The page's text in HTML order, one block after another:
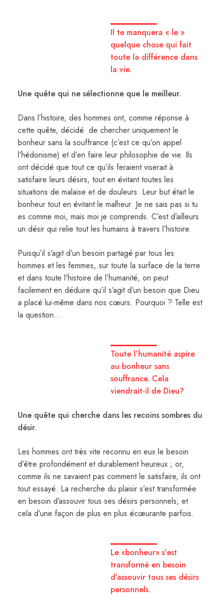
Il te manquera « le »
quelque chose qui fait
toute la différence dans
la vie.
Une quête qui ne sélectionne que le meilleur.
Dans l’histoire, des hommes ont, comme réponse à
cette quête, décidé de chercher uniquement le
bonheur sans la souffrance (c’est ce qu’on appel
l’hédonisme) et d’en faire leur philosophie de vie. Ils
ont décidé que tout ce qu’ils feraient viserait à
satisfaire leurs désirs, tout en évitant toutes les
situations de malaise et de douleurs. Leur but était le
bonheur tout en évitant le malheur. Je ne sais pas si tu
es comme moi, mais moi je comprends. C’est d’ailleurs
un désir qui relie tout les humains à travers l’histoire.
Puisqu’il s’agit d’un besoin partagé par tous les
hommes et les femmes, sur toute la surface de la terre
et dans toute l’histoire de l’humanité, on peut
facilement en déduire qu’il s’agit d’un besoin que Dieu
a placé lui-même dans nos cœurs. Pourquoi ? Telle est
la question…
Toute l’humanité aspire
au bonheur sans
souffrance. Cela
viendrait-il de Dieu?
Une quête qui cherche dans les recoins sombres du
désir.
Les hommes ont très vite reconnu en eux le besoin
d’être profondément et durablement heureux ; or,
comme ils ne savaient pas comment le satisfaire, ils ont
tout essayé. La recherche du plaisir s’est transformée
en besoin d’assouvir tous ses désirs personnels, et
cela d’une façon de plus en plus écœurante parfois.
Le «bonheur» s’est
transformé en besoin
d’assouvir tous ses désirs
personnels.